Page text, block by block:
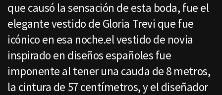
que causó la sensación de esta boda, fue el
elegante vestido de Gloria Trevi que fue
icónico en esa noche.el vestido de novia
inspirado en diseños españoles fue
imponente al tener una cauda de 8 metros,
la cintura de 57 centímetros, y el diseñador